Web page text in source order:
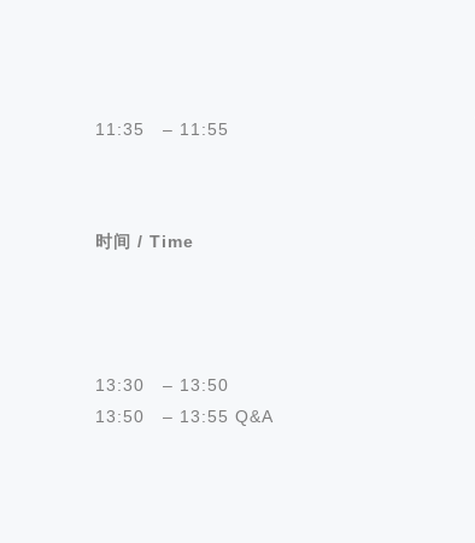
11:35 – 11:55
时间 / Time
13:30 – 13:50
13:50 – 13:55 Q&A